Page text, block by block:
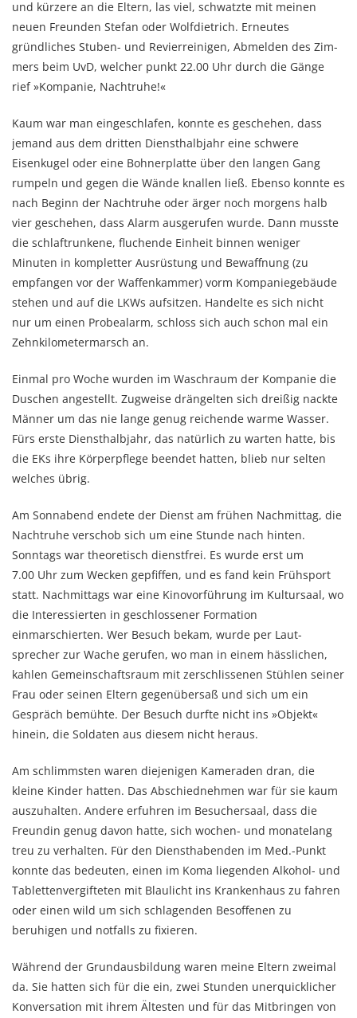
und kürzere an die Eltern, las viel, schwatzte mit mei­nen
neuen Freunden Stefan oder Wolf­dietrich. Erneutes
gründliches Stuben- und Revierreini­gen, Abmel­den des Zim­
mers beim UvD, welcher punkt 22.00 Uhr durch die Gänge
rief »Kom­panie, Nachtruhe!«
Kaum war man eingeschlafen, konnte es geschehen, dass
jemand aus dem dritten Diensthalbjahr eine schwere
Eisenkugel oder eine Bohnerplatte über den langen Gang
rumpeln und gegen die Wände knallen ließ. Ebenso konnte es
nach Beginn der Nachtruhe oder ärger noch morgens halb
vier geschehen, dass Alarm aus­gerufen wurde. Dann musste
die schlaftrun­kene, fluchende Einheit binnen weniger
Minuten in kompletter Aus­rüstung und Bewaffnung (zu
empfangen vor der Waffenkammer) vorm Kompanie­gebäude
stehen und auf die LKWs aufsitzen. Handelte es sich nicht
nur um einen Probealarm, schloss sich auch schon mal ein
Zehnkilometer­marsch an.
Einmal pro Woche wurden im Waschraum der Kompanie die
Duschen angestellt. Zug­weise drängelten sich dreißig nackte
Männer um das nie lange genug reichende warme Wasser.
Fürs erste Dienst­halb­jahr, das natürlich zu warten hatte, bis
die EKs ihre Körperpflege beendet hatten, blieb nur selten
welches übrig.
Am Sonnabend endete der Dienst am frühen Nachmittag, die
Nachtruhe verschob sich um eine Stunde nach hinten.
Sonntags war theoretisch dienstfrei. Es wurde erst um
7.00 Uhr zum Wecken gepfiffen, und es fand kein Frühsport
statt. Nachmittags war eine Kinovorführung im Kultursaal, wo
die Interessierten in geschlossener Formation
einmarschierten. Wer Besuch bekam, wurde per Laut­
sprecher zur Wache gerufen, wo man in einem hässlichen,
kahlen Ge­mein­schaftsraum mit zer­schlissenen Stüh­len seiner
Frau oder seinen Eltern gegenübersaß und sich um ein
Gespräch bemühte. Der Besuch durfte nicht ins »Objekt«
hinein, die Soldaten aus diesem nicht heraus.
Am schlimmsten waren diejenigen Kameraden dran, die
kleine Kinder hatten. Das Abschied­nehmen war für sie kaum
auszuhalten. Andere erfuhren im Besuchersaal, dass die
Freun­din genug davon hatte, sich wochen- und monatelang
treu zu verhalten. Für den Diensthabenden im Med.-Punkt
konnte das bedeuten, einen im Koma liegenden Alkohol- und
Tabletten­vergif­te­ten mit Blaulicht ins Krankenhaus zu fahren
oder einen wild um sich schla­gen­den Besoffenen zu
beruhigen und notfalls zu fixieren.
Während der Grund­aus­bil­dung waren meine Eltern zweimal
da. Sie hatten sich für die ein, zwei Stunden unerquick­licher
Konversation mit ihrem Ältesten und für das Mitbringen von